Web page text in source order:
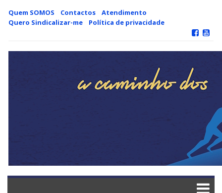
Skip
content
Quem SOMOS Contactos
Atendimento
Quero Sindicalizar-me
Política de privacidade